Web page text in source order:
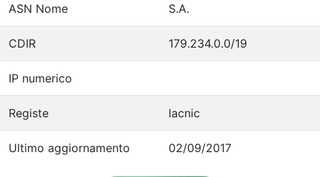
ASN Nome S.A.
CDIR 179.234.0.0/19
IP numerico
Registe lacnic
Ultimo aggiornamento 02/09/2017